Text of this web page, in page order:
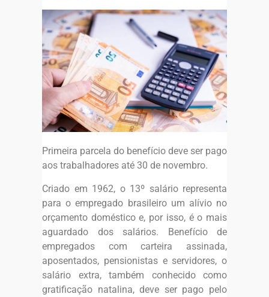
Primeira parcela do benefício deve ser pago
aos trabalhadores até 30 de novembro.
Criado em 1962, o 13º salário representa
para o empregado brasileiro um alívio no
orçamento doméstico e, por isso, é o mais
aguardado dos salários. Benefício de
empregados com carteira assinada,
aposentados, pensionistas e servidores, o
salário extra, também conhecido como
gratificação natalina, deve ser pago pelo